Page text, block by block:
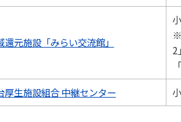
還元施設「みらい交流館」
2
厚生施設組合 中継センター